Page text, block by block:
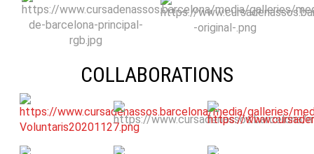
COLLABORATIONS